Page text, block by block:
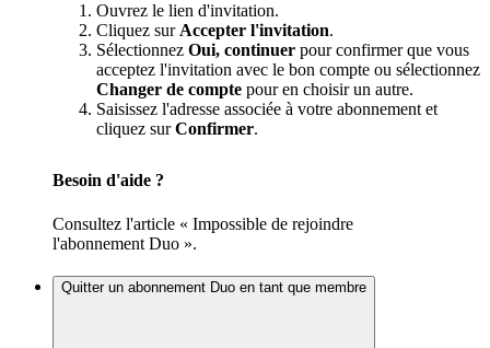
Ouvrez le lien d'invitation.
Cliquez sur Accepter l'invitation.
Sélectionnez Oui, continuer pour confirmer que vous
acceptez l'invitation avec le bon compte ou sélectionnez
Changer de compte pour en choisir un autre.
Saisissez l'adresse associée à votre abonnement et
cliquez surConfirmer.
Besoin d'aide ?
Consultez l'article « Impossible de rejoindre
l'abonnement Duo ».
Quitter un abonnement Duo en tant que membre